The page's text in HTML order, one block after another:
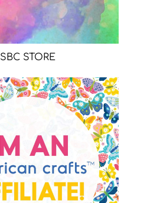
SBC STORE